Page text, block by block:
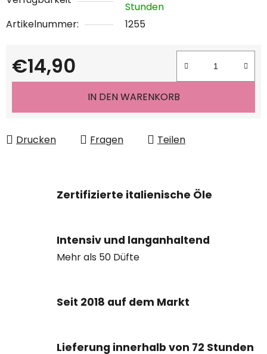
Stunden
Artikelnummer:
1255
€14,90
Verkaufspreis:
IN DEN WARENKORB
Drucken Fragen Teilen
Zertifizierte italienische Öle
Intensiv und langanhaltend
Mehr als 50 Düfte
Seit 2018 auf dem Markt
Lieferung innerhalb von 72 Stunden